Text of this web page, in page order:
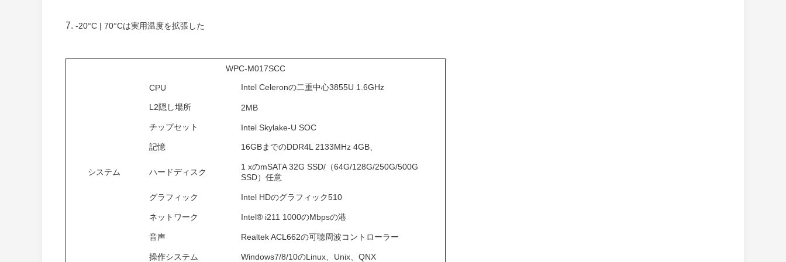
7. -20°C | 70°Cは実用温度を拡張した
WPC-M017SCC
システム
CPU Intel Celeronの二重中心3855U 1.6GHz
L2隠し場所 2MB
チップセット Intel Skylake-U SOC
記憶 16GBまでのDDR4L 2133MHz 4GB、
ハードディスク
1 xのmSATA 32G SSD/（64G/128G/250G/500G
SSD）任意
グラフィック Intel HDのグラフィック510
ネットワーク Intel® i211 1000のMbpsの港
音声 Realtek ACL662の可聴周波コントローラー
操作システム Windows7/8/10のLinux、Unix、QNX